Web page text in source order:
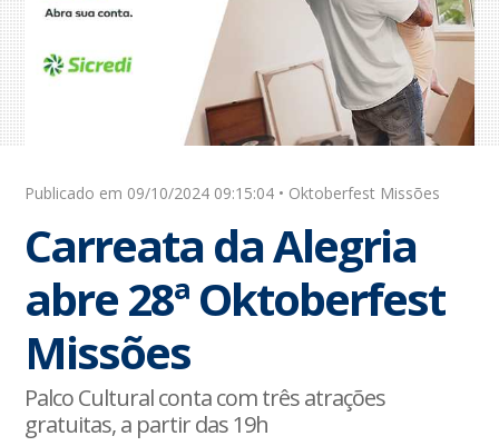
Publicado em 09/10/2024 09:15:04 • Oktoberfest Missões
Carreata da Alegria
abre 28ª Oktoberfest
Missões
Palco Cultural conta com três atrações
gratuitas, a partir das 19h